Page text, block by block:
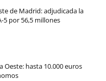
de Madrid: adjudicada la
5 por 56,5 millones
Oeste: hasta 10.000 euros